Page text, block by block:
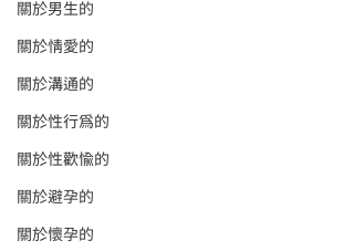
關於男生的
關於情愛的
關於溝通的
關於性行為的
關於性歡愉的
關於避孕的
關於懷孕的